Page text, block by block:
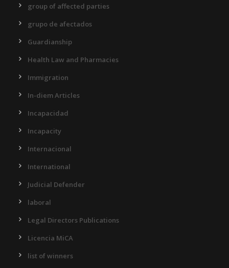
group of affected parties
grupo de afectados
Guardianship
Health Law and Pharmacies
Immigration
In-diem Articles
Incapacidad
Incapacity
Internacional
International
Judicial Defender
laboral
Legal Directors Publications
Licencia MiCA
list of winners